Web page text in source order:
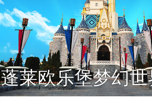
蓬莱欧乐堡梦幻世